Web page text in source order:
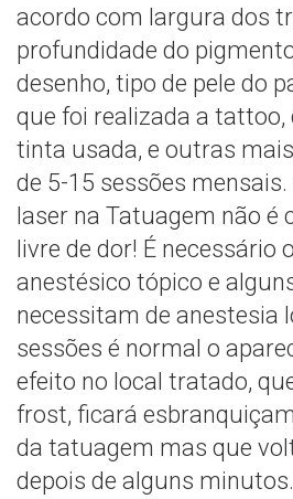
acordo com largura dos
profundidade do
desenho, tipo de pele do
que foi realizada a tattoo,
tinta usada, e outras
de 5-15 sessões
laser na Tatuagem não é
livre de dor! É necessário
anestésico tópico e
necessitam de anestesia
sessões é normal o
efeito no local tratado,
frost, ficará
da tatuagem mas que
depois de alguns